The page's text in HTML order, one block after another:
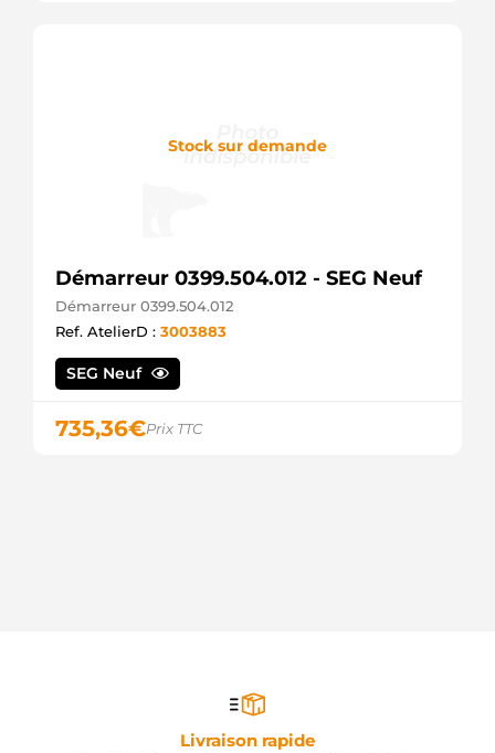
Stock sur demande
Démarreur 0399.504.012 - SEG Neuf
Démarreur 0399.504.012
Ref. AtelierD : 3003883
SEG Neuf
735,36€Prix TTC
Livraison rapide